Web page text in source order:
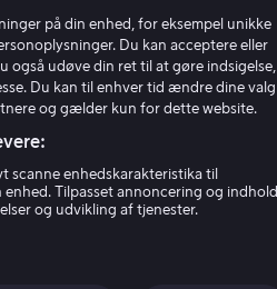
på din enhed, for eksempel unikke
Du kan acceptere eller
også udøve din ret til at gøre indsigelse,
Du kan til enhver tid ændre dine valg
og gælder kun for dette website.
scanne enhedskarakteristika til
Tilpasset annoncering og indhold,
og udvikling af tjenester.